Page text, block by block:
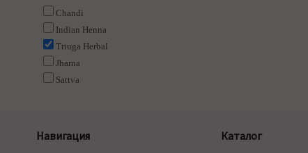
Chandi
Indian Henna
Triuga Herbal
Jharna
Sattva
Навигация Каталог